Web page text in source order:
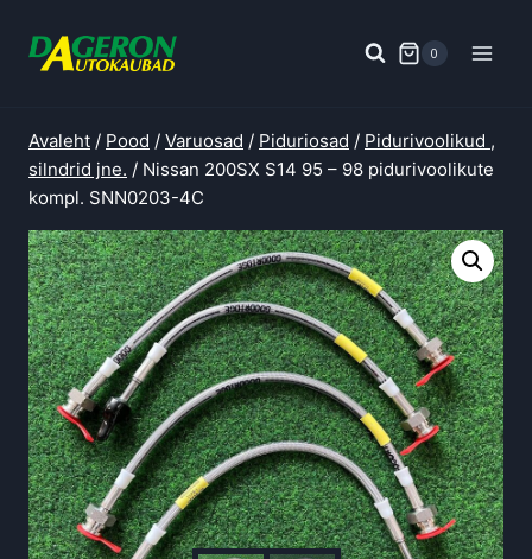
0
Avaleht / Pood / Varuosad / Piduriosad / Pidurivoolikud ,
silndrid jne. / Nissan 200SX S14 95 – 98 pidurivoolikute
kompl. SNN0203-4C